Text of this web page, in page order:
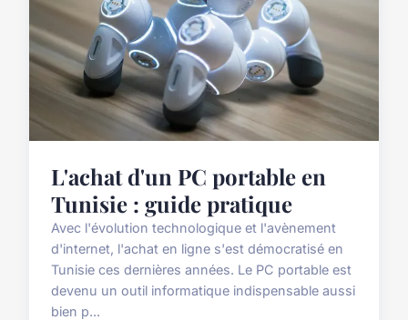
L'achat d'un PC portable en
Tunisie : guide pratique
Avec l'évolution technologique et l'avènement
d'internet, l'achat en ligne s'est démocratisé en
Tunisie ces dernières années. Le PC portable est
devenu un outil informatique indispensable aussi
bien p...